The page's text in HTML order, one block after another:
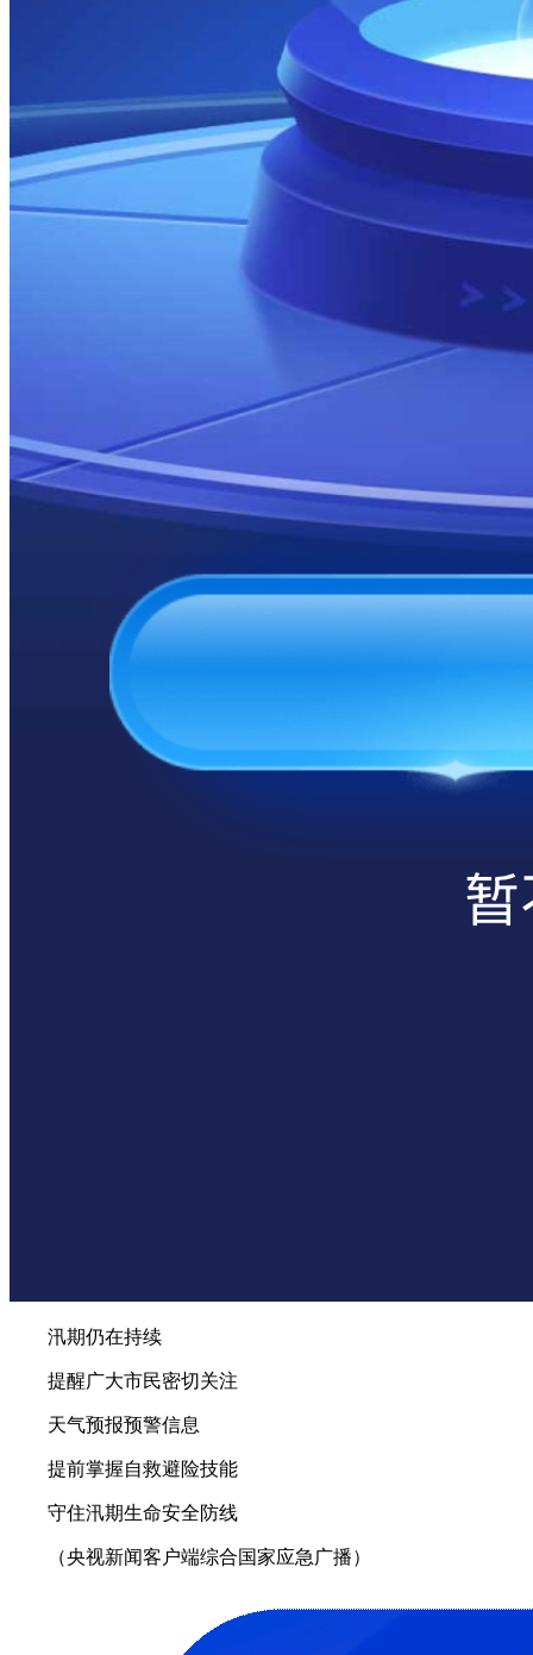
汛期仍在持续
提醒广大市民密切关注
天气预报预警信息
提前掌握自救避险技能
守住汛期生命安全防线
（央视新闻客户端综合国家应急广播）